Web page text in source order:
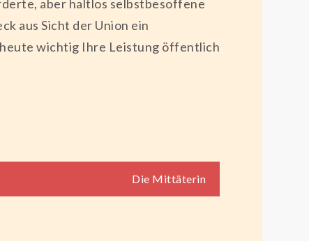
aber haltlos selbstbesoffene
aus Sicht der Union ein
heute wichtig Ihre Leistung öffentlich
Die Mittäterin